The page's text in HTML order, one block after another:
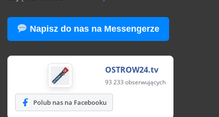
Napisz do nas na Messengerze
OSTROW24.tv
93 233 obserwujących
Polub nas na Facebooku